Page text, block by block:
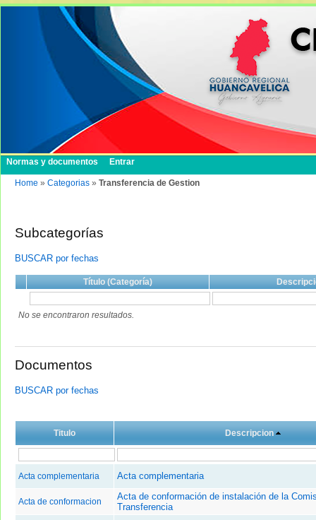
Normas y documentos Entrar
Home » Categorias » Transferencia de Gestion
Subcategorías
BUSCAR por fechas
Título (Categoría)
No se encontraron resultados.
Documentos
BUSCAR por fechas
Titulo Descripcion
Acta complementaria Acta complementaria
Acta de conformacion
Acta de conformación de instalación de la
Transferencia